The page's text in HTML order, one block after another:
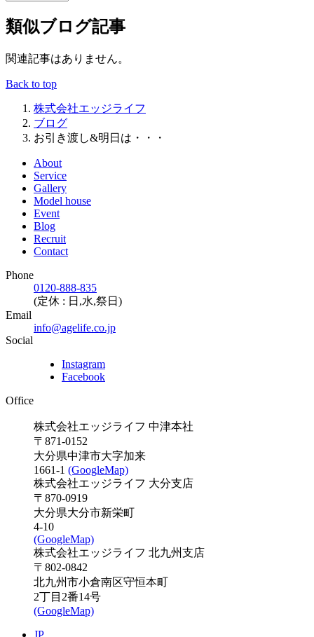
類似ブログ記事
関連記事はありません。
Back to top
株式会社エッジライフ
ブログ
お引き渡し&明日は・・・
About
Service
Gallery
Model house
Event
Blog
Recruit
Contact
Phone
0120-888-835
(定休 : 日,水,祭日)
Email
info@agelife.co.jp
Social
Instagram
Facebook
Office
株式会社エッジライフ 中津本社
〒871-0152
大分県中津市大字加来
1661-1 (GoogleMap)
株式会社エッジライフ 大分支店
〒870-0919
大分県大分市新栄町
4-10
(GoogleMap)
株式会社エッジライフ 北九州支店
〒802-0842
北九州市小倉南区守恒本町
2丁目2番14号
(GoogleMap)
JP